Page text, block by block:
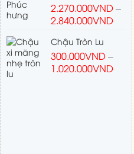
2.270.000VND–
2.840.000VND
Chậu Tròn Lu
300.000VND–
1.020.000VND